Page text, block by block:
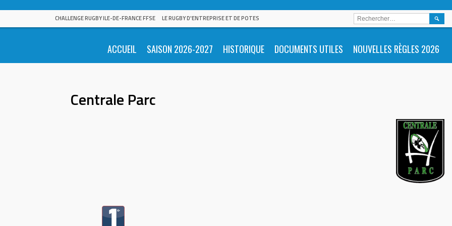
CHALLENGE RUGBY ILE-DE-FRANCE FFSE LE RUGBY D'ENTREPRISE ET DE POTES
ACCUEIL SAISON 2026-2027 HISTORIQUE DOCUMENTS UTILES NOUVELLES RÈGLES 2026
Centrale Parc